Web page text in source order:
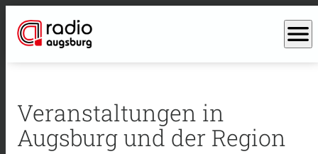
menu
Veranstaltungen in
Augsburg und der Region